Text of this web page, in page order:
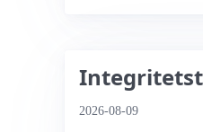
2026-08-09